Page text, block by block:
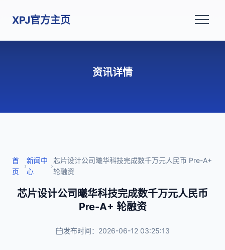
XPJ官方主页
资讯详情
首
页
›
新闻中
心
›
芯片设计公司曦华科技完成数千万元人民币 Pre-A+
轮融资
芯片设计公司曦华科技完成数千万元人民币
Pre-A+ 轮融资
发布时间：2026-06-12 03:25:13